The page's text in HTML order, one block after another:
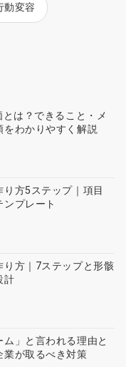
動変容
は？できること・メ
をわかりやすく解説
り方5ステップ｜項目
プレート
り方｜7ステップと形骸
計
ム」と言われる理由と
業が取るべき対策